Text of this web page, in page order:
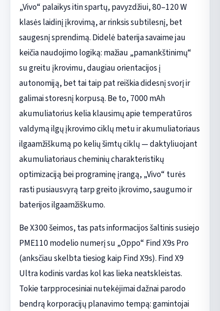
„Vivo“ palaikys itin spartų, pavyzdžiui, 80–120 W
klasės laidinį įkrovimą, ar rinksis subtilesnį, bet
saugesnį sprendimą. Didelė baterija savaime jau
keičia naudojimo logiką: mažiau „pamankštinimų“
su greitu įkrovimu, daugiau orientacijos į
autonomiją, bet tai taip pat reiškia didesnį svorį ir
galimai storesnį korpusą. Be to, 7000 mAh
akumuliatorius kelia klausimų apie temperatūros
valdymą ilgų įkrovimo ciklų metu ir akumuliatoriaus
ilgaamžiškumą po kelių šimtų ciklų — daktyliuojant
akumuliatoriaus cheminių charakteristikų
optimizaciją bei programinę įrangą, „Vivo“ turės
rasti pusiausvyrą tarp greito įkrovimo, saugumo ir
baterijos ilgaamžiškumo.
Be X300 šeimos, tas pats informacijos šaltinis susiejo
PME110 modelio numerį su „Oppo“ Find X9s Pro
(anksčiau skelbta tiesiog kaip Find X9s). Find X9
Ultra kodinis vardas kol kas lieka neatskleistas.
Tokie tarpprocesiniai nutekėjimai dažnai parodo
bendrą korporacijų planavimo tempą: gamintojai